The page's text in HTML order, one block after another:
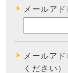
メールア
メールア
ください）